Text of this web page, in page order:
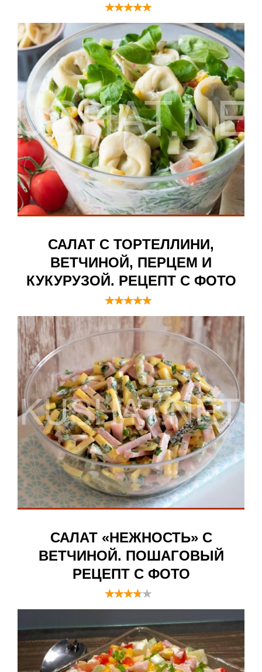
САЛАТ С ТОРТЕЛЛИНИ,
ВЕТЧИНОЙ, ПЕРЦЕМ И
КУКУРУЗОЙ. РЕЦЕПТ С ФОТО
САЛАТ «НЕЖНОСТЬ» С
ВЕТЧИНОЙ. ПОШАГОВЫЙ
РЕЦЕПТ С ФОТО